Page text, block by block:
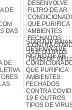
DE
STARTUP
DESENVOLVE
FILTRO DE AR
QUE PURIFICA
AMBIENTES
FECHADOS
CONTRA
19 E OUTROS
TIPOS DE